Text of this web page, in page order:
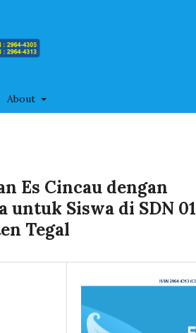
About
Es Cincau dengan
untuk Siswa di SDN 01
Tegal